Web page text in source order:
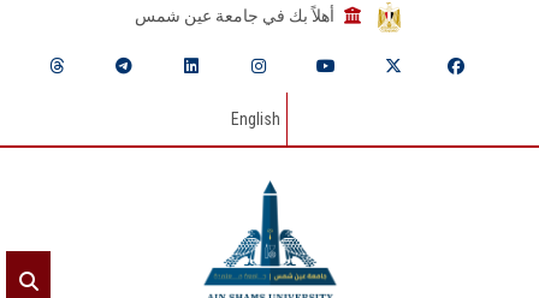
أهلاً بك في جامعة عين شمس
English